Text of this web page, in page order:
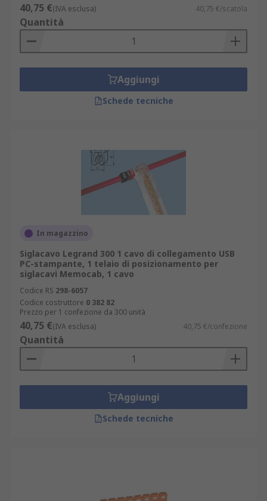
40,75 €(IVA esclusa) 40,75 €/scatola
Quantità
Aggiungi
Schede tecniche
In magazzino
Siglacavo Legrand 300 1 cavo di collegamento USB
PC-stampante, 1 telaio di posizionamento per
siglacavi Memocab, 1 cavo
Codice RS 298-6057
Codice costruttore 0 382 82
Prezzo per 1 confezione da 300 unità
40,75 €(IVA esclusa) 40,75 €/confezione
Quantità
Aggiungi
Schede tecniche